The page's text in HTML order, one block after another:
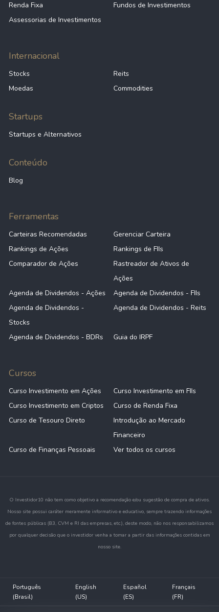
Renda Fixa
Fundos de Investimentos
Assessorias de Investimentos
Internacional
Stocks
Reits
Moedas
Commodities
Startups
Startups e Alternativos
Conteúdo
Blog
Ferramentas
Carteiras Recomendadas
Gerenciar Carteira
Rankings de Ações
Rankings de FIIs
Comparador de Ações
Rastreador de Ativos de
Ações
Agenda de Dividendos - Ações
Agenda de Dividendos - FIIs
Agenda de Dividendos -
Stocks
Agenda de Dividendos - Reits
Agenda de Dividendos - BDRs Guia do IRPF
Cursos
Curso Investimento em Ações
Curso Investimento em FIIs
Curso Investimento em Criptos
Curso de Renda Fixa
Curso de Tesouro Direto
Introdução ao Mercado
Financeiro
Curso de Finanças Pessoais
Ver todos os cursos
O Investidor10 não tem como objetivo a recomendação e/ou sugestão de compra de ativos.
Nosso site possui caráter meramente informativo e educativo, sempre trazendo informações
de fontes públicas (B3, CVM e RI das empresas, etc.), deste modo, não nos responsabilizamos
por qualquer decisão que o investidor venha a tomar a partir das informações contidas em
nosso site.
Português
(Brasil)
English
(US)
Español
(ES)
Français
(FR)